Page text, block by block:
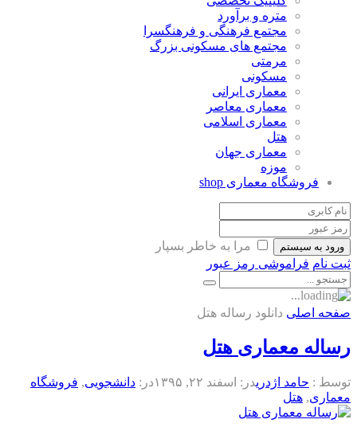
متره و برآورد
مجتمع فرهنگی و فرهنگسرا
مجتمع های مسکونی بزرگ
مرمتی
مسکونی
معماری ایرانی
معماری معاصر
معماری اسلامی
هتل
معماری جهان
موزه
فروشگاه معماری shop
ورود به سیستم
مرا به خاطر بسپار
ثبت نام فراموشی رمز عبور
صفحه اصلی دانلود رساله هتل
رساله معماری هتل
توسط : حامد اژدریدر: اسفند ۲۲, ۱۳۹۵ در: دانشجویی, فروشگاه
معماری, هتل